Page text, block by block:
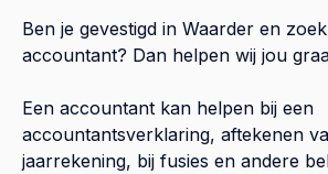
Ben je gevestigd in Waarder en
accountant? Dan helpen wij jou
Een accountant kan helpen bij een
accountantsverklaring, aftekenen
jaarrekening, bij fusies en andere